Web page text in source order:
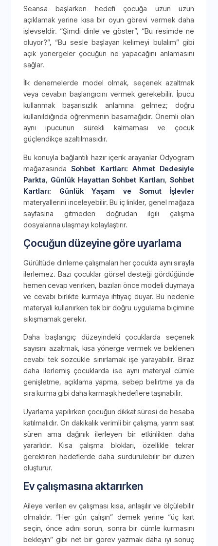
Seansa başlarken hedefi çocuğa uzun uzun
açıklamak yerine kısa bir oyun görevi vermek daha
işlevseldir. “Şimdi dinle ve göster”, “Bu resimde ne
oluyor?”, “Bu sesle başlayan kelimeyi bulalım” gibi
açık yönergeler çocuğun ne yapacağını anlamasını
sağlar.
İlk denemelerde model olmak, seçenek azaltmak
veya cevabın başlangıcını vermek gerekebilir. İpucu
kullanmak başarısızlık anlamına gelmez; doğru
kullanıldığında öğrenmenin basamağıdır. Önemli olan
aynı ipucunun sürekli kalmaması ve çocuk
güçlendikçe azaltılmasıdır.
Bu konuyla bağlantılı hazır içerik arayanlar Odyogram
mağazasındaSohbet Kartları: Ahmet Dedesiyle
Parkta, Günlük Hayattan Sohbet Kartları,Sohbet
Kartları: Günlük Yaşam ve Somut İşlevler
materyallerini inceleyebilir. Bu iç linkler, genel mağaza
sayfasına gitmeden doğrudan ilgili çalışma
dosyalarına ulaşmayı kolaylaştırır.
Çocuğun düzeyine göre uyarlama
Gürültüde dinleme çalışmaları her çocukta aynı sırayla
ilerlemez. Bazı çocuklar görsel desteği gördüğünde
hemen cevap verirken, bazıları önce modeli duymaya
ve cevabı birlikte kurmaya ihtiyaç duyar. Bu nedenle
materyali kullanırken tek bir doğru uygulama biçimine
sıkışmamak gerekir.
Daha başlangıç düzeyindeki çocuklarda seçenek
sayısını azaltmak, kısa yönerge vermek ve beklenen
cevabı tek sözcükle sınırlamak işe yarayabilir. Biraz
daha ilerlemiş çocuklarda ise aynı materyal cümle
genişletme, açıklama yapma, sebep belirtme ya da
sıra kurma gibi daha karmaşık hedeflere taşınabilir.
Uyarlama yapılırken çocuğun dikkat süresi de hesaba
katılmalıdır. On dakikalık verimli bir çalışma, yarım saat
süren ama dağınık ilerleyen bir etkinlikten daha
yararlıdır. Kısa çalışma blokları, özellikle tekrar
gerektiren hedeflerde daha sürdürülebilir bir düzen
oluşturur.
Ev çalışmasına aktarırken
Aileye verilen ev çalışması kısa, anlaşılır ve ölçülebilir
olmalıdır. “Her gün çalışın” demek yerine “üç kart
seçin, önce adını sorun, sonra bir cümle kurmasını
bekleyin” gibi net bir görev yazmak daha iyi sonuç